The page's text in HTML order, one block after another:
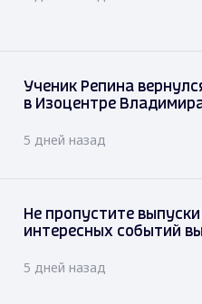
Ученик Репина
в Изоцентре
5 дней назад
Не пропустите
интересных событий
5 дней назад